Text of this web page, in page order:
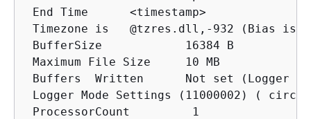
End Time      <timestamp>
Timezone is   @tzres.dll,-932 (Bias is
BufferSize            16384 B
Maximum File Size     10 MB
Buffers  Written      Not set (Logger
Logger Mode Settings (11000002) (
ProcessorCount         1